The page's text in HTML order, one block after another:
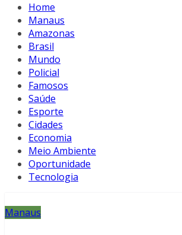
Home
Manaus
Amazonas
Brasil
Mundo
Policial
Famosos
Saúde
Esporte
Cidades
Economia
Meio Ambiente
Oportunidade
Tecnologia
Manaus